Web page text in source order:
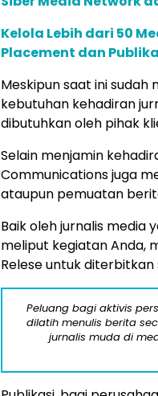
Kelola Lebih dari 50
Placement dan
Meskipun saat ini sudah
kebutuhan kehadiran
dibutuhkan oleh pihak
Selain menjamin
Communications juga
ataupun pemuatan
Baik oleh jurnalis media
meliput kegiatan Anda,
Relese untuk diterbitkan
Peluang bagi aktivis
dilatih menulis berita
jurnalis muda di